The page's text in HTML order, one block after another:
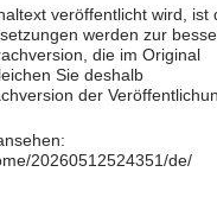
veröffentlicht wird, ist
werden zur
die im Original
Sie deshalb
der
20260512524351/de/